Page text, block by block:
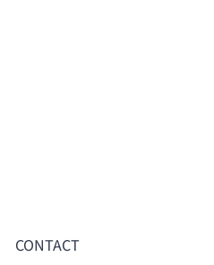
CONTACT